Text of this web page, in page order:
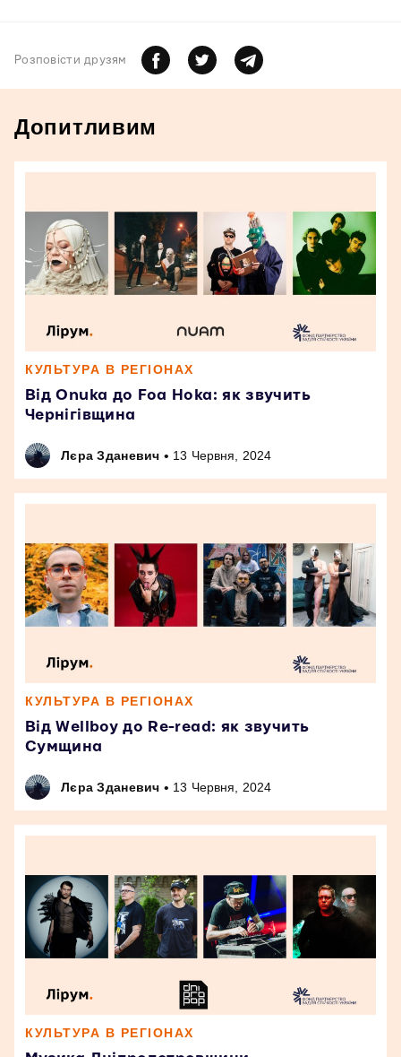
Розповiсти друзям
Допитливим
КУЛЬТУРА В РЕГІОНАХ
Від Onuka до Foa Hoka: як звучить
Чернігівщина
Лєра Зданевич • 13 Червня, 2024
КУЛЬТУРА В РЕГІОНАХ
Від Wellboy до Re-read: як звучить
Сумщина
Лєра Зданевич • 13 Червня, 2024
КУЛЬТУРА В РЕГІОНАХ